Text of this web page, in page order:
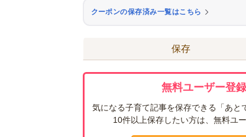
クーポンの保存済み一覧はこちら
保存
無料ユーザー登
気になる子育て記事を保存できる「あと
10件以上保存したい方は、無料ユ